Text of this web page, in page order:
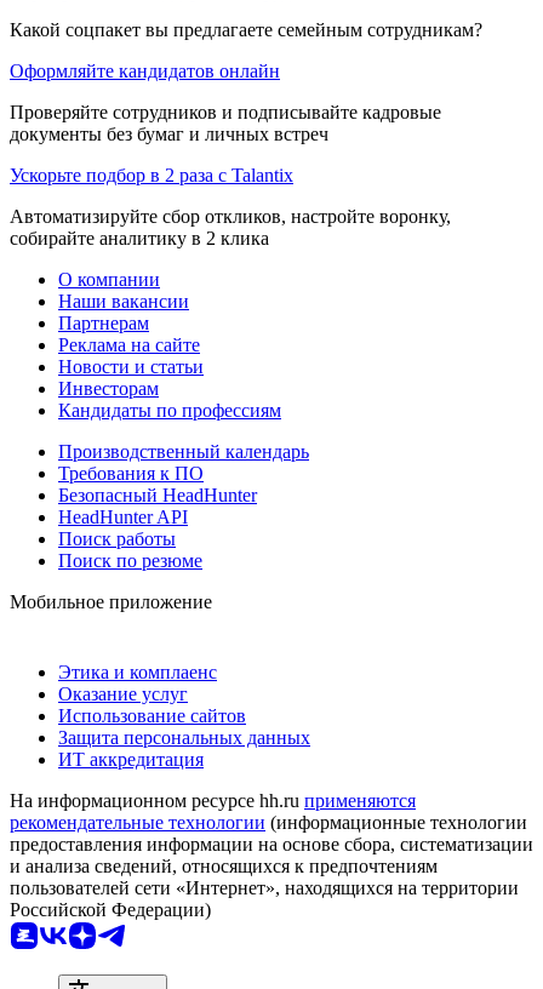
Какой соцпакет вы предлагаете семейным сотрудникам?
Оформляйте кандидатов онлайн
Проверяйте сотрудников и подписывайте кадровые
документы без бумаг и личных встреч
Ускорьте подбор в 2 раза с Talantix
Автоматизируйте сбор откликов, настройте воронку,
собирайте аналитику в 2 клика
О компании
Наши вакансии
Партнерам
Реклама на сайте
Новости и статьи
Инвесторам
Кандидаты по профессиям
Производственный календарь
Требования к ПО
Безопасный HeadHunter
HeadHunter API
Поиск работы
Поиск по резюме
Мобильное приложение
Этика и комплаенс
Оказание услуг
Использование сайтов
Защита персональных данных
ИТ аккредитация
На информационном ресурсе hh.ru применяются
рекомендательные технологии (информационные технологии
предоставления информации на основе сбора, систематизации
и анализа сведений, относящихся к предпочтениям
пользователей сети «Интернет», находящихся на территории
Российской Федерации)